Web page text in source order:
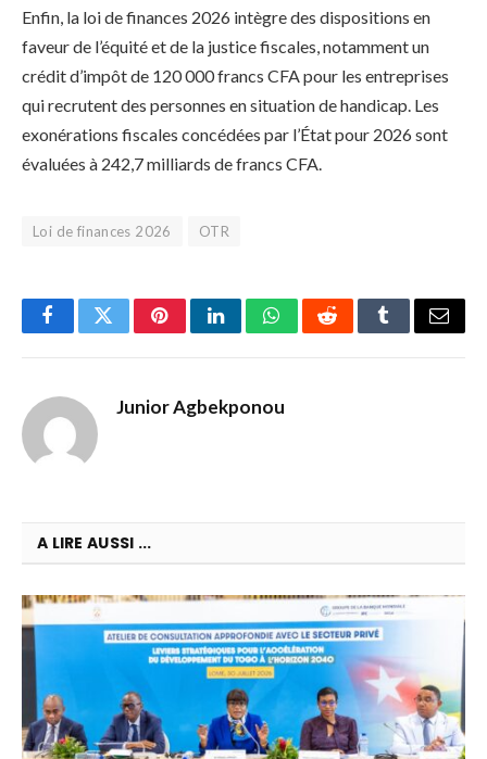
Enfin, la loi de finances 2026 intègre des dispositions en
faveur de l’équité et de la justice fiscales, notamment un
crédit d’impôt de 120 000 francs CFA pour les entreprises
qui recrutent des personnes en situation de handicap. Les
exonérations fiscales concédées par l’État pour 2026 sont
évaluées à 242,7 milliards de francs CFA.
Loi de finances 2026 OTR
FacebookTwitterPinterestLinkedInWhatsAppRedditTumblrEmail
Junior Agbekponou
A LIRE AUSSI ...